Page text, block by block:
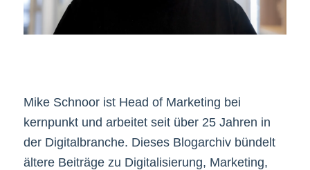
Mike Schnoor ist Head of Marketing bei
kernpunkt und arbeitet seit über 25 Jahren in
der Digitalbranche. Dieses Blogarchiv bündelt
ältere Beiträge zu Digitalisierung, Marketing,